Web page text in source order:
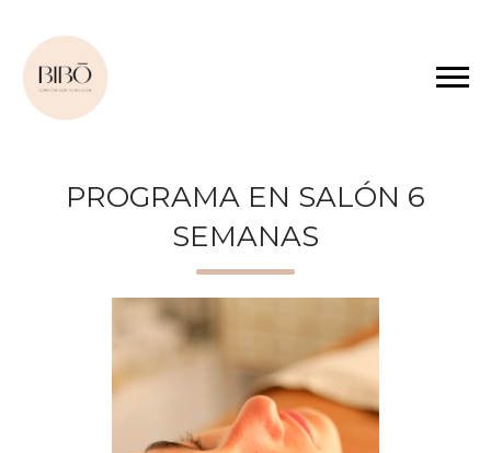
PROGRAMA EN SALÓN 6
SEMANAS